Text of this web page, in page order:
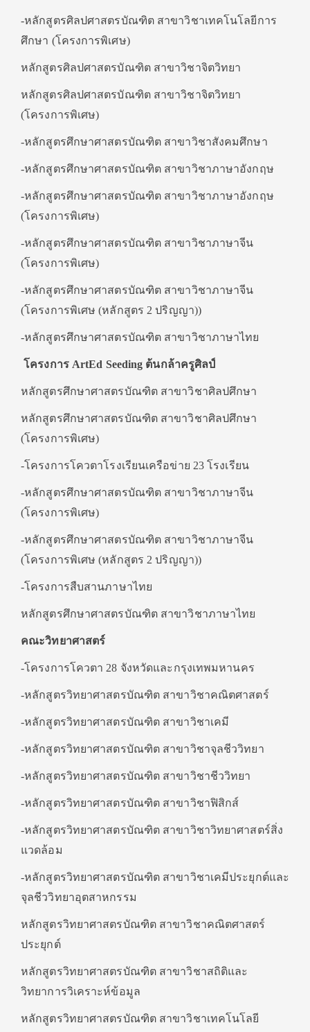
-หลักสูตรศิลปศาสตรบัณฑิต สาขาวิชาเทคโนโลยีการ
ศึกษา (โครงการพิเศษ)
หลักสูตรศิลปศาสตรบัณฑิต สาขาวิชาจิตวิทยา
หลักสูตรศิลปศาสตรบัณฑิต สาขาวิชาจิตวิทยา
(โครงการพิเศษ)
-หลักสูตรศึกษาศาสตรบัณฑิต สาขาวิชาสังคมศึกษา
-หลักสูตรศึกษาศาสตรบัณฑิต สาขาวิชาภาษาอังกฤษ
-หลักสูตรศึกษาศาสตรบัณฑิต สาขาวิชาภาษาอังกฤษ
(โครงการพิเศษ)
-หลักสูตรศึกษาศาสตรบัณฑิต สาขาวิชาภาษาจีน
(โครงการพิเศษ)
-หลักสูตรศึกษาศาสตรบัณฑิต สาขาวิชาภาษาจีน
(โครงการพิเศษ (หลักสูตร 2 ปริญญา))
-หลักสูตรศึกษาศาสตรบัณฑิต สาขาวิชาภาษาไทย
โครงการ ArtEd Seeding ต้นกล้าครูศิลป์
หลักสูตรศึกษาศาสตรบัณฑิต สาขาวิชาศิลปศึกษา
หลักสูตรศึกษาศาสตรบัณฑิต สาขาวิชาศิลปศึกษา
(โครงการพิเศษ)
-โครงการโควตาโรงเรียนเครือข่าย 23 โรงเรียน
-หลักสูตรศึกษาศาสตรบัณฑิต สาขาวิชาภาษาจีน
(โครงการพิเศษ)
-หลักสูตรศึกษาศาสตรบัณฑิต สาขาวิชาภาษาจีน
(โครงการพิเศษ (หลักสูตร 2 ปริญญา))
-โครงการสืบสานภาษาไทย
หลักสูตรศึกษาศาสตรบัณฑิต สาขาวิชาภาษาไทย
คณะวิทยาศาสตร์
-โครงการโควตา 28 จังหวัดและกรุงเทพมหานคร
-หลักสูตรวิทยาศาสตรบัณฑิต สาขาวิชาคณิตศาสตร์
-หลักสูตรวิทยาศาสตรบัณฑิต สาขาวิชาเคมี
-หลักสูตรวิทยาศาสตรบัณฑิต สาขาวิชาจุลชีววิทยา
-หลักสูตรวิทยาศาสตรบัณฑิต สาขาวิชาชีววิทยา
-หลักสูตรวิทยาศาสตรบัณฑิต สาขาวิชาฟิสิกส์
-หลักสูตรวิทยาศาสตรบัณฑิต สาขาวิชาวิทยาศาสตร์สิ่ง
แวดล้อม
-หลักสูตรวิทยาศาสตรบัณฑิต สาขาวิชาเคมีประยุกต์และ
จุลชีววิทยาอุตสาหกรรม
หลักสูตรวิทยาศาสตรบัณฑิต สาขาวิชาคณิตศาสตร์
ประยุกต์
หลักสูตรวิทยาศาสตรบัณฑิต สาขาวิชาสถิติและ
วิทยาการวิเคราะห์ข้อมูล
หลักสูตรวิทยาศาสตรบัณฑิต สาขาวิชาเทคโนโลยี